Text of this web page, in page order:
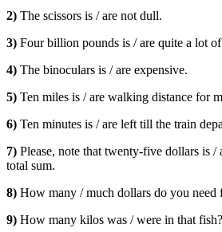
2) The scissors is / are not dull.
3) Four billion pounds is / are quite a lot
4) The binoculars is / are expensive.
5) Ten miles is / are walking distance for
6) Ten minutes is / are left till the train
7) Please, note that twenty-five dollars is /
total sum.
8) How many / much dollars do you need
9) How many kilos was / were in that fish?